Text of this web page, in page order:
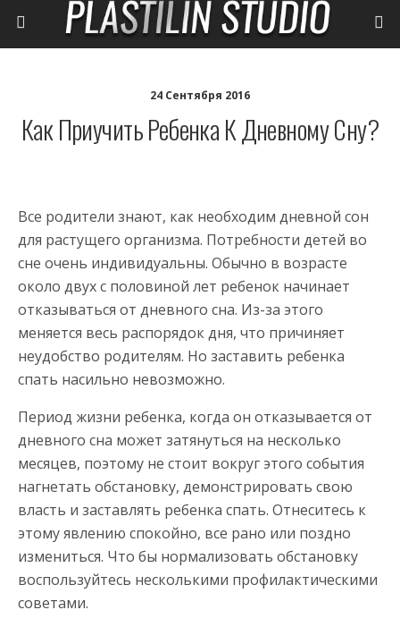
24 Сентября 2016
Как Приучить Ребенка К Дневному Сну?
Все родители знают, как необходим дневной сон
для растущего организма. Потребности детей во
сне очень индивидуальны. Обычно в возрасте
около двух с половиной лет ребенок начинает
отказываться от дневного сна. Из-за этого
меняется весь распорядок дня, что причиняет
неудобство родителям. Но заставить ребенка
спать насильно невозможно.
Период жизни ребенка, когда он отказывается от
дневного сна может затянуться на несколько
месяцев, поэтому не стоит вокруг этого события
нагнетать обстановку, демонстрировать свою
власть и заставлять ребенка спать. Отнеситесь к
этому явлению спокойно, все рано или поздно
измениться. Что бы нормализовать обстановку
воспользуйтесь несколькими профилактическими
советами.